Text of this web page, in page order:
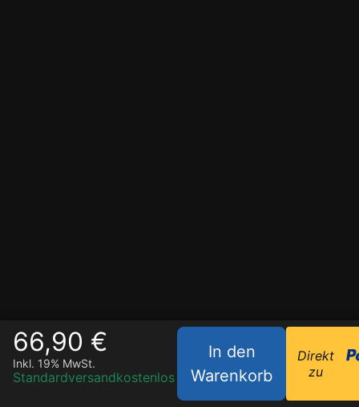
66,90 €
Inkl. 19% MwSt.
Standardversandkostenlos
In den
Warenkorb
Direkt
zu